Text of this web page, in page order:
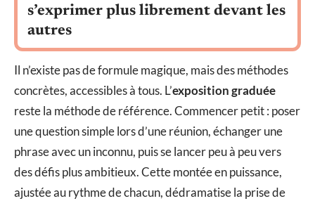
s’exprimer plus librement devant les
autres
Il n’existe pas de formule magique, mais des méthodes
concrètes, accessibles à tous. L’exposition graduée
reste la méthode de référence. Commencer petit : poser
une question simple lors d’une réunion, échanger une
phrase avec un inconnu, puis se lancer peu à peu vers
des défis plus ambitieux. Cette montée en puissance,
ajustée au rythme de chacun, dédramatise la prise de